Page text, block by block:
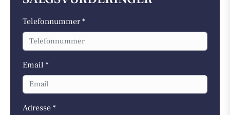
Telefonnummer *
Email *
Adresse *